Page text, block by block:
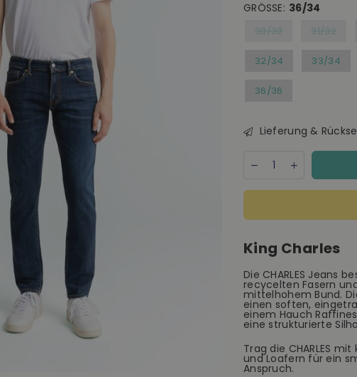
GRÖSSE: 36/34
30/32 31/32
32/34 33/34
36/36
Lieferung &
Decrease
for
Clean
Medium
Used
Blue
Jeans
Herren
5
blau
Increase
quantity
for
Clean
Used
Blue
Jeans
Herren
5
blau
King Charles
Die CHARLES Jeans
recycelten Fasern
mittelhohem Bund.
einen soften,
einem Hauch
eine strukturierte
Trag die CHARLES
und Loafern für ein
Anspruch.